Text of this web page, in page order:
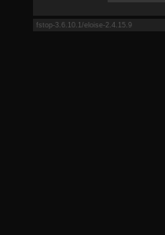
fstop-3.6.10.1/eloise-2.4.15.9